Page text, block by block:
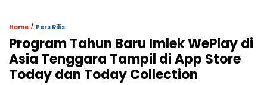
Home / Pers Rilis
Program Tahun Baru Imlek WePlay di
Asia Tenggara Tampil di App Store
Today dan Today Collection